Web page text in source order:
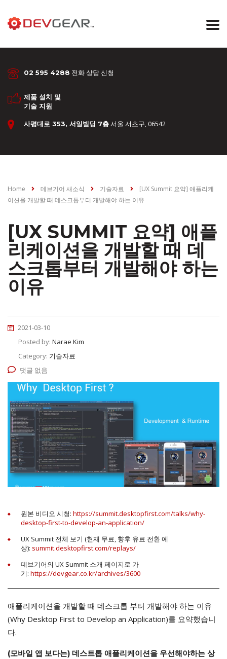
02 595 4288 전화 상담 신청
제품 설치 및
기술 지원
사평대로 353, 서일빌딩 7층서울 서초구, 06542
Home 데브기어 새소식 기술자료
[UX Summit 요약] 애플리케
이션을 개발할 때 데스크톱부터 개발해야 하는 이유
[UX SUMMIT 요약] 애플
리케이션을 개발할 때 데
스크톱부터 개발해야 하는
이유
2021-03-10
Posted by: Narae Kim
Category: 기술자료
댓글 없음
원본 비디오 시청: https://summit.desktopfirst.com/talks/why-
desktop-first-to-develop-an-application/
UX Summit 전체 보기 (현재 무료, 향후 유료 전환 예
상): summit.desktopfirst.com/replays/
데브기어의 UX Summit 소개 페이지로 가
기: https://devgear.co.kr/archives/3600
애플리케이션을 개발할 때 데스크톱 부터 개발해야 하는 이유
(Why Desktop First to Develop an Application)를 요약했습니
다.
(모바일 앱 보다는) 데스트톱 애플리케이션을 우선해야하는 상